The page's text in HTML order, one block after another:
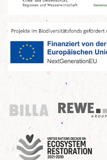
Billa
REWE Group
UN Decade